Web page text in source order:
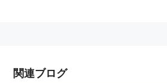
関連ブログ